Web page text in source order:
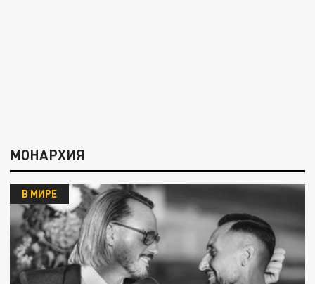
МОНАРХИЯ
В МИРЕ